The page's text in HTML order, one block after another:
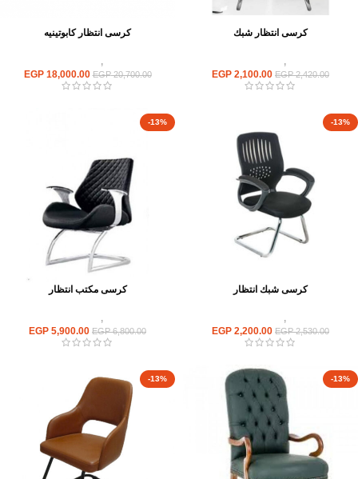
كرسى انتظار شبك
,
EGP2,420.00
EGP 2,100.00
كرسى انتظار كابوتينيه
,
EGP20,700.00
EGP18,000.00
-13%
كرسى شبك انتظار
,
EGP2,530.00
EGP 2,200.00
-13%
كرسى مكتب انتظار
,
EGP6,800.00
EGP 5,900.00
-13%
-13%